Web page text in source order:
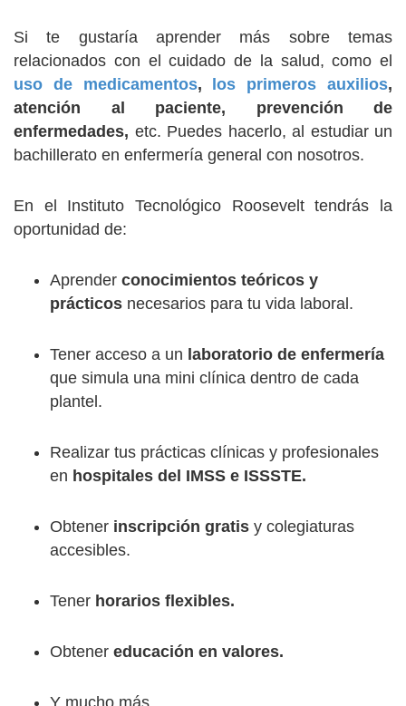
Si te gustaría aprender más sobre temas
relacionados con el cuidado de la salud, como el
uso de medicamentos, los primeros auxilios,
atención al paciente, prevención de
enfermedades, etc. Puedes hacerlo, al estudiar un
bachillerato en enfermería general con nosotros.
En el Instituto Tecnológico Roosevelt tendrás la
oportunidad de:
Aprender conocimientos teóricos y
prácticos necesarios para tu vida laboral.
Tener acceso a un laboratorio de enfermería
que simula una mini clínica dentro de cada
plantel.
Realizar tus prácticas clínicas y profesionales
en hospitales del IMSS e ISSSTE.
Obtener inscripción gratis y colegiaturas
accesibles.
Tener horarios flexibles.
Obtener educación en valores.